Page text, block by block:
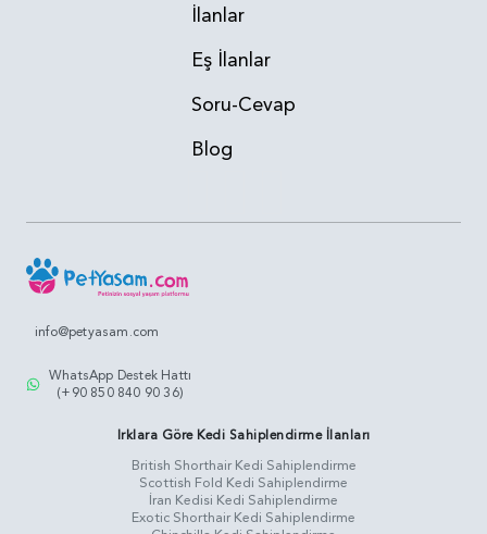
İlanlar
Eş İlanlar
Soru-Cevap
Blog
info@petyasam.com
WhatsApp Destek Hattı
(+90 850 840 90 36)
Irklara Göre Kedi Sahiplendirme İlanları
British Shorthair Kedi Sahiplendirme
Scottish Fold Kedi Sahiplendirme
İran Kedisi Kedi Sahiplendirme
Exotic Shorthair Kedi Sahiplendirme